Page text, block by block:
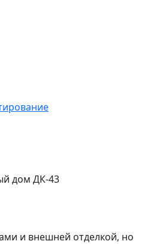
дом ДК-43
и внешней отделкой, но